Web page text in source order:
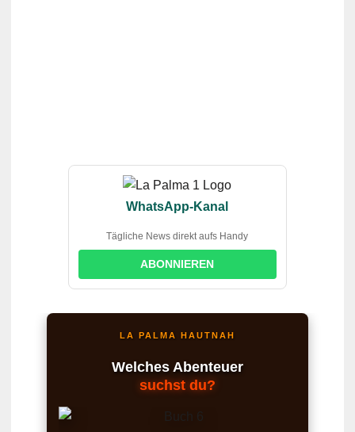
WhatsApp-Kanal
Tägliche News direkt aufs Handy
ABONNIEREN
LA PALMA HAUTNAH
Welches Abenteuer
suchst du?